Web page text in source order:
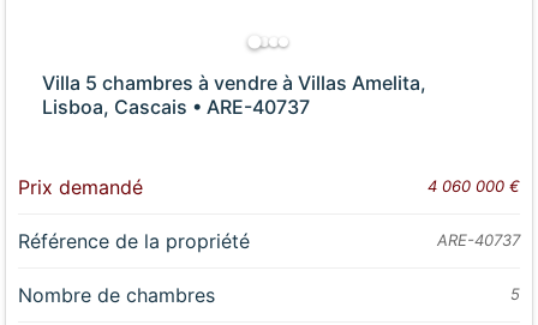
Villa 5 chambres à vendre à Villas Amelita,
Lisboa, Cascais • ARE-40737
Prix demandé 4 060 000 €
Référence de la propriété ARE-40737
Nombre de chambres 5